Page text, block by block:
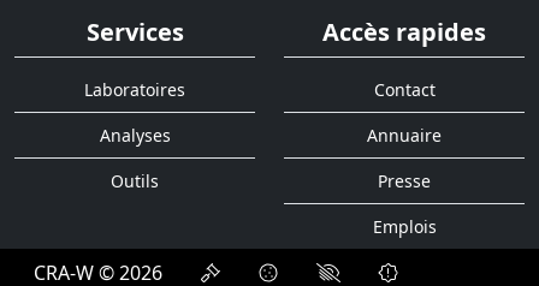
Services
Laboratoires
Analyses
Outils
Accès rapides
Contact
Annuaire
Presse
Emplois
CRA-W © 2026